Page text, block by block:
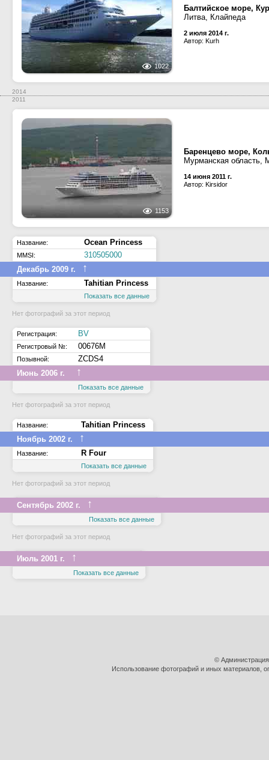
1022
Балтийское море,
Литва, Клайпеда
2 июля 2014 г.
Автор: Kurh
2014
2011
1153
Баренцево море,
Мурманская область,
14 июня 2011 г.
Автор: Kirsidor
Название: Ocean Princess
MMSI:
310505000
Декабрь 2009 г.
↑
Название: Tahitian Princess
Показать все данные
Нет фотографий за этот период
Регистрация: BV
Регистровый №: 00676M
Позывной:
ZCDS4
Июнь 2006 г.
↑
Показать все данные
Нет фотографий за этот период
Название:
Tahitian Princess
Ноябрь 2002 г.
↑
Название: R Four
Показать все данные
Нет фотографий за этот период
Сентябрь 2002 г. ↑
Показать все данные
Нет фотографий за этот период
Июль 2001 г. ↑
Показать все данные
©
Использование фотографий и иных материалов,